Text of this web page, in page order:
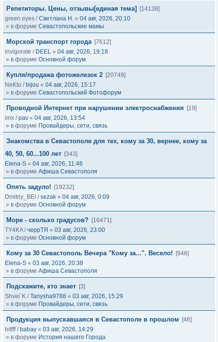
Репетиторы. Цены, отзывы[единая тема]
[14138]
green eyes /Светлана Н. « 04 авг, 2026, 20:10
» в форуме Севастопольские мамы
Морской транспорт города [7612]
invigorate / DEEL « 04 авг, 2026, 19:18
» в форуме Основной форум
Купля/продажа фотожелезок 2 [20749]
NeKto / bijou « 04 авг, 2026, 15:17
» в форуме Севастопольский Фотофорум
Проводной Интернет при нарушении электроснабжения
[19]
imx /pav « 04 авг, 2026, 13:54
» в форуме Провайдеры, сети, связь
Знакомства в Севастополе для тех, кому за 30, вернее, кому за
40, 50, 60...100 лет [343]
Elena-S « 04 авг, 2026, 11:46
» в форуме Афиша Севастополя
Опять задуло!
[19232]
Dmitriy_BEl /sezak « 04 авг, 2026, 0:09
» в форуме Основной форум
Море - сколько градусов? [16471]
TY4KA/черрТЯ « 03 авг, 2026, 23:00
» в форуме Основной форум
Кому за 30 Севастополь Вечера "Кому за...". Весело!
[946]
Elena-S « 03 авг, 2026, 20:38
» в форуме Афиша Севастополя
Подскажите, кто знает [3]
Shvei`K /Tanysha9788 « 03 авг, 2026, 15:29
» в форуме Провайдеры, сети, связь
Продукция выпускавшаяся в Севастополе в прошлом
[46]
bitfff/ babay « 03 авг, 2026, 14:29
» в форуме История нашего Города